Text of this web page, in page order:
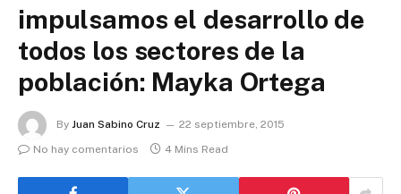
impulsamos el desarrollo de
todos los sectores de la
población: Mayka Ortega
By Juan Sabino Cruz
22 septiembre, 2015
No hay comentarios
4 Mins Read